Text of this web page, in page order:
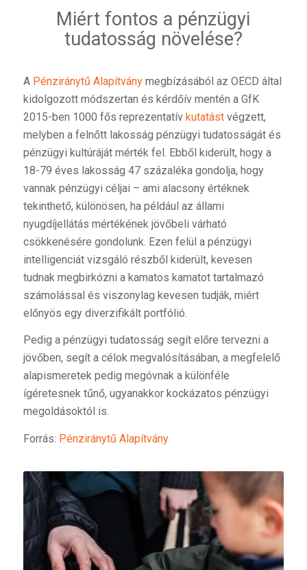
Miért fontos a pénzügyi
tudatosság növelése?
A Pénziránytű Alapítványmegbízásából az OECD által
kidolgozott módszertan és kérdőív mentén a GfK
2015-ben 1000 fős reprezentatív kutatástvégzett,
melyben a felnőtt lakosság pénzügyi tudatosságát és
pénzügyi kultúráját mérték fel. Ebből kiderült, hogy a
18-79 éves lakosság 47 százaléka gondolja, hogy
vannak pénzügyi céljai – ami alacsony értéknek
tekinthető, különösen, ha például az állami
nyugdíjellátás mértékének jövőbeli várható
csökkenésére gondolunk. Ezen felül a pénzügyi
intelligenciát vizsgáló részből kiderült, kevesen
tudnak megbirkózni a kamatos kamatot tartalmazó
számolással és viszonylag kevesen tudják, miért
előnyös egy diverzifikált portfólió.
Pedig a pénzügyi tudatosság segít előre tervezni a
jövőben, segít a célok megvalósításában, a megfelelő
alapismeretek pedig megóvnak a különféle
ígéretesnek tűnő, ugyanakkor kockázatos pénzügyi
megoldásoktól is.
Forrás: Pénziránytű Alapítvány